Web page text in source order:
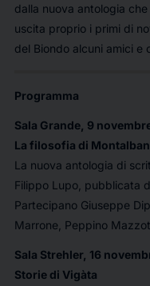
dalla nuova antologia
uscita proprio i primi di
del Biondo alcuni amici e
Programma
Sala Grande, 9
La filosofia di
La nuova antologia di
Filippo Lupo, pubblicata
Partecipano Giuseppe
Marrone, Peppino
Sala Strehler, 16
Storie di Vigàta